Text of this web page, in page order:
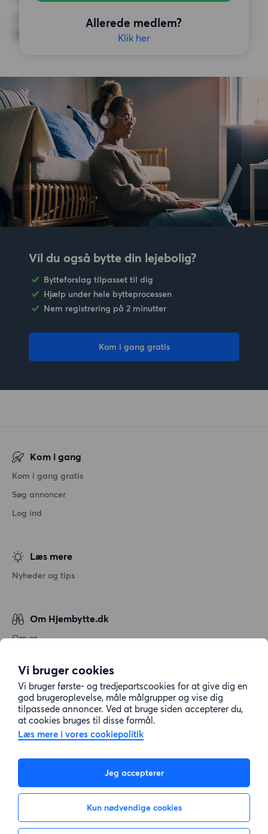
Vi bruger cookies
Vi bruger første- og tredjepartscookies for at give dig en
god brugeroplevelse, måle målgrupper og vise dig
tilpassede annoncer. Ved at bruge siden accepterer du,
at cookies bruges til disse formål.
Læs mere i vores cookiepolitik
Jeg accepterer
Kun nødvendige cookies
Allerede medlem?
Klik her
ØVRIGE PRÆFERENCER
Ingen særlige præferencer
Vil du også bytte din lejebolig?
Bytteforslag tilpasset til dig
Hjælp under hele bytteprocessen
Nem registrering på 2 minutter
Kom i gang gratis
Kom i gang
Kom i gang gratis
Søg annoncer
Log ind
Læs mere
Nyheder og tips
Om Hjembytte.dk
Om os
Behandling af personoplysninger
Cookiepolitik
Sitemap
E-mail: